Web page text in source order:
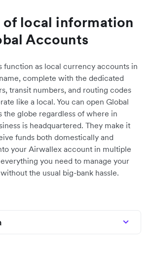
of local information
Accounts
function as local currency accounts in
complete with the dedicated
transit numbers, and routing codes
like a local. You can open Global
the globe regardless of where in
is headquartered. They make it
funds both domestically and
your Airwallex account in multiple
you need to manage your
the usual big-bank hassle.